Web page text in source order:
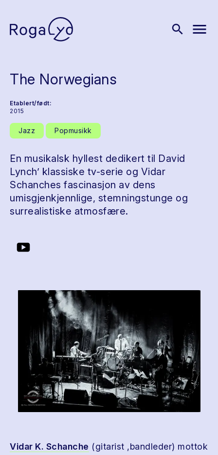
search menu
The Norwegians
Etablert/født:
2015
Jazz Popmusikk
En musikalsk hyllest dedikert til David
Lynch’ klassiske tv-serie og Vidar
Schanches fascinasjon av dens
umisgjenkjennlige, stemningstunge og
surrealistiske atmosfære.
Vidar K. Schanche (gitarist ,bandleder) mottok